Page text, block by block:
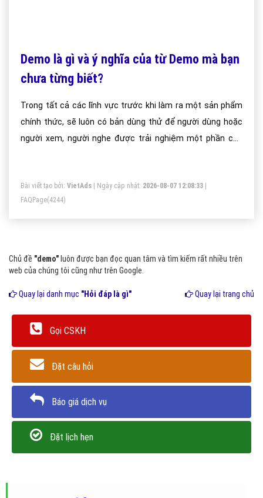
Demo là gì và ý nghĩa của từ Demo mà bạn
chưa từng biết?
Trong tất cả các lĩnh vực trước khi làm ra một sản phẩm
chính thức, sẽ luôn có bản dùng thử để người dùng hoặc
người xem, người nghe được trải nghiệm một phần của
đầu, họ sẽ đóng góp ý kiến và giúp nhà sản xuất có thể
hoàn thiện sản phẩm, cuối cùng mới tung sản phẩm đó
công khai cho toàn bộ người dùng.
Bài viết tạo bởi: VietAds | Ngày cập nhật: 2026-08-07 12:08:33
FAQPage(4244)
Chủ đề "demo" luôn được bạn đọc quan tâm và tìm kiếm rất nhiều trên
web của chúng tôi cũng như trên Google.
Quay lại danh mục "Hỏi đáp là gì" Quay lại trang chủ
Gọi CSKH
Đặt câu hỏi
Báo giá dịch vụ
Đặt lịch hẹn